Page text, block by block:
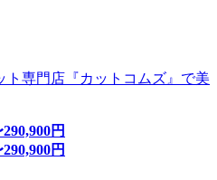
専門店『カットコムズ』で美
290,900円
290,900円